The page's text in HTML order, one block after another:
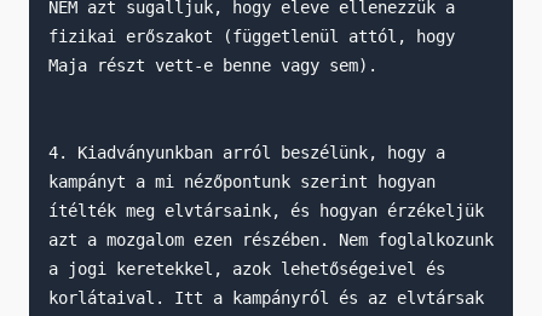
NEM azt sugalljuk, hogy eleve ellenezzük a
fizikai erőszakot (függetlenül attól, hogy
Maja részt vett-e benne vagy sem).
4. Kiadványunkban arról beszélünk, hogy a
kampányt a mi nézőpontunk szerint hogyan
ítélték meg elvtársaink, és hogyan érzékeljük
azt a mozgalom ezen részében. Nem foglalkozunk
a jogi keretekkel, azok lehetőségeivel és
korlátaival. Itt a kampányról és az elvtársak